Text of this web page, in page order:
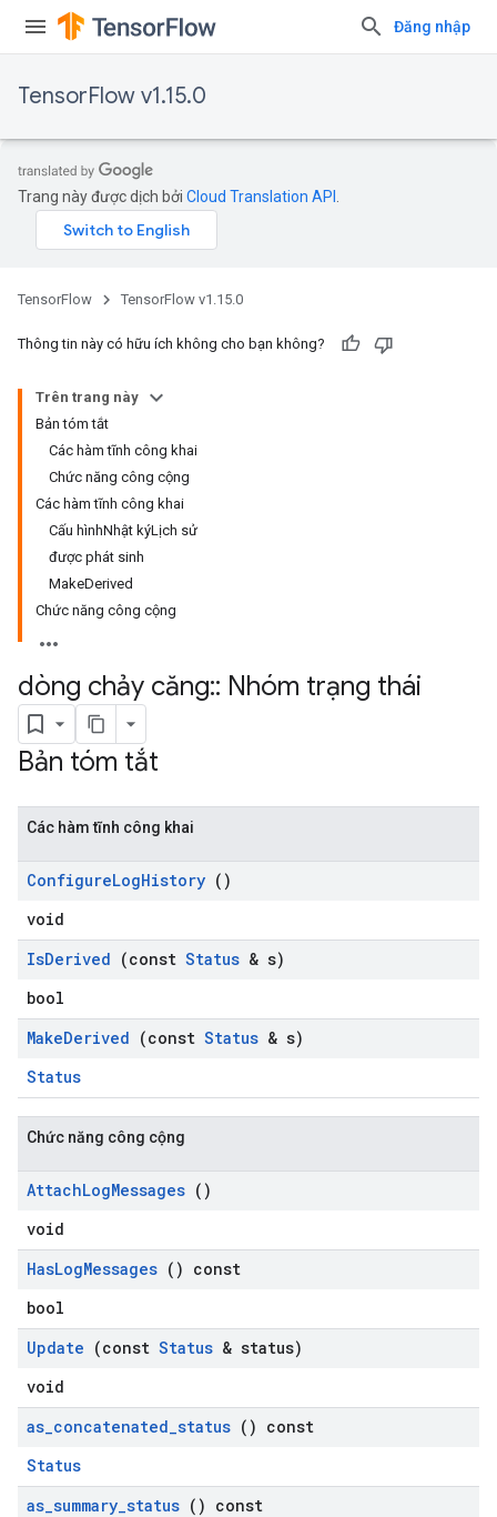
Đăng nhập
TensorFlow v1.15.0
Trang này được dịch bởi Cloud Translation API
TensorFlow TensorFlow v1.15.0
Thông tin này có hữu ích không cho bạn không?
Trên trang này
Bản tóm tắt
Các hàm tĩnh công khai
Chức năng công cộng
Các hàm tĩnh công khai
Cấu hìnhNhật kýLịch sử
được phát sinh
MakeDerived
Chức năng công cộng
dòng chảy căng:: Nhóm trạng thái
Bản tóm tắt
Các hàm tĩnh công khai
ConfigureLogHistory ()
void
IsDerived (const Status & s)
bool
MakeDerived (const Status & s)
Status
Chức năng công cộng
AttachLogMessages ()
void
HasLogMessages () const
bool
Update (const Status & status)
void
as_concatenated_status () const
Status
as_summary_status () const